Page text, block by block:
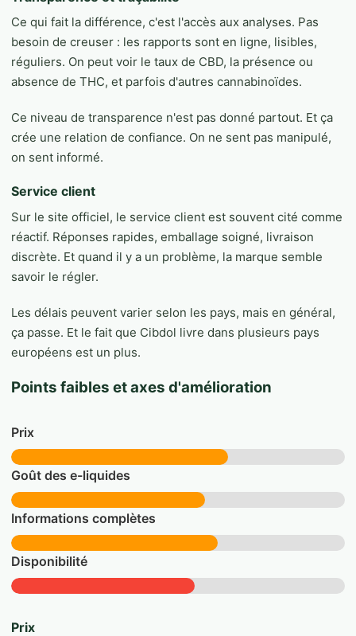
Ce qui fait la différence, c'est l'accès aux analyses. Pas
besoin de creuser : les rapports sont en ligne, lisibles,
réguliers. On peut voir le taux de CBD, la présence ou
absence de THC, et parfois d'autres cannabinoïdes.
Ce niveau de transparence n'est pas donné partout. Et ça
crée une relation de confiance. On ne sent pas manipulé,
on sent informé.
Service client
Sur le site officiel, le service client est souvent cité comme
réactif. Réponses rapides, emballage soigné, livraison
discrète. Et quand il y a un problème, la marque semble
savoir le régler.
Les délais peuvent varier selon les pays, mais en général,
ça passe. Et le fait que Cibdol livre dans plusieurs pays
européens est un plus.
Points faibles et axes d'amélioration
Prix
Goût des e-liquides
Informations complètes
Disponibilité
Prix